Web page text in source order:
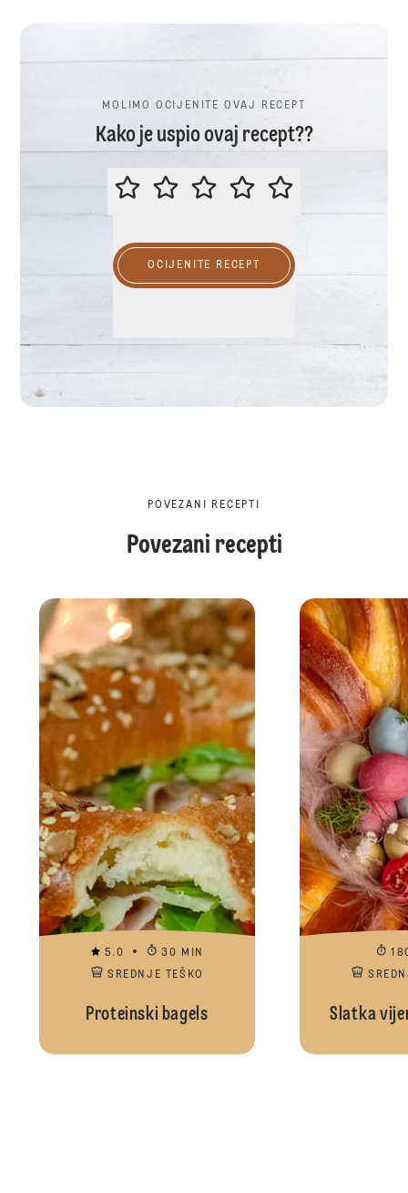
MOLIMO OCIJENITE OVAJ RECEPT
Kako je uspio ovaj recept??
MOLIMO OCIJENITE OVAJ
OCIJENITE RECEPT
POVEZANI RECEPTI
Povezani recepti
5.0
30 MIN
SREDNJE TEŠKO
Proteinski bagels Slatka